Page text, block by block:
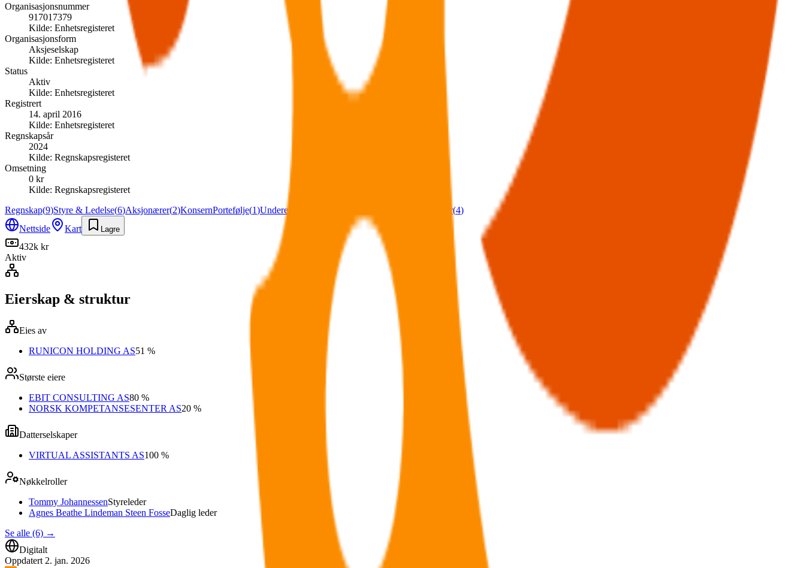
Organisasjonsnummer
917017379
Kilde: Enhetsregisteret
Organisasjonsform
Aksjeselskap
Kilde: Enhetsregisteret
Status
Aktiv
Kilde: Enhetsregisteret
Registrert
14. april 2016
Kilde: Enhetsregisteret
Regnskapsår
2024
Kilde: Regnskapsregisteret
Omsetning
0 kr
Kilde: Regnskapsregisteret
Regnskap(9)Styre & Ledelse(6)Aksjonærer(2)KonsernPortefølje(1)Underenheter Immaterielle rettigheter(4)
Nettside
Kart Lagre
432k kr
Aktiv
Eierskap & struktur
Eies av
RUNICON HOLDING AS51 %
Største eiere
EBIT CONSULTING AS80 %
NORSK KOMPETANSESENTER AS20 %
Datterselskaper
VIRTUAL ASSISTANTS AS100 %
Nøkkelroller
Tommy JohannessenStyreleder
Agnes Beathe Lindeman Steen FosseDaglig leder
Se alle (6) →
Digitalt
Oppdatert 2. jan. 2026